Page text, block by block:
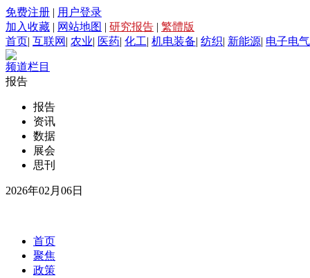
免费注册 | 用户登录
加入收藏 | 网站地图 | 研究报告 | 繁體版
首页| 互联网 | 农业| 医药| 化工| 机电装备| 纺织| 新能源| 电子电气
频道栏目
报告
报告
资讯
数据
展会
思刊
2026年02月06日
首页
聚焦
政策